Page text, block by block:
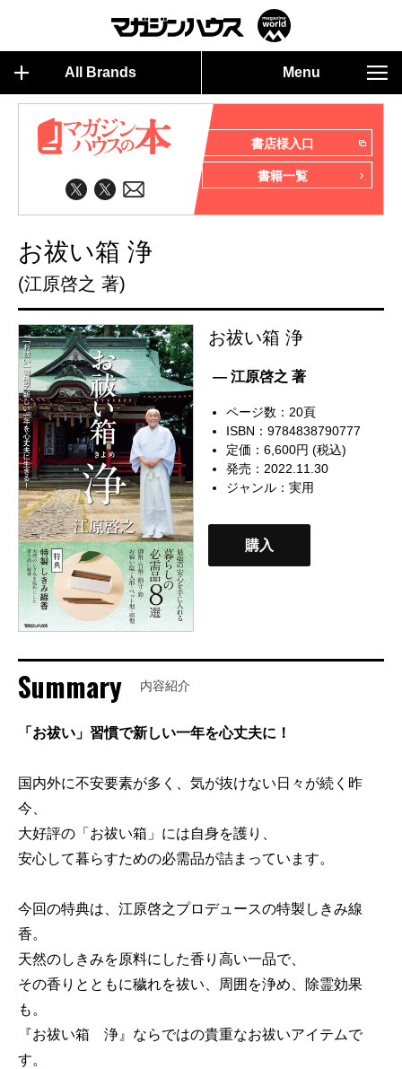
All Brands Menu
書店様入口
書籍一覧
お祓い箱 浄
(江原啓之 著)
お祓い箱 浄
— 江原啓之 著
ページ数：20頁
ISBN：9784838790777
定価：6,600円 (税込)
発売：2022.11.30
ジャンル：実用
購入
Summary 内容紹介
「お祓い」習慣で新しい一年を心丈夫に！
国内外に不安要素が多く、気が抜けない日々が続く昨
今、
大好評の「お祓い箱」には自身を護り、
安心して暮らすための必需品が詰まっています。
今回の特典は、江原啓之プロデュースの特製しきみ線
香。
天然のしきみを原料にした香り高い一品で、
その香りとともに穢れを祓い、周囲を浄め、除霊効果
も。
『お祓い箱 浄』ならではの貴重なお祓いアイテムで
す。